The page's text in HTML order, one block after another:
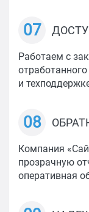
07
Работаем с
и
08
Компания
прозрачную
оперативная